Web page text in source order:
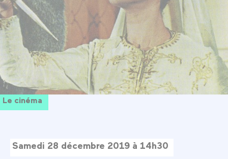
Le cinéma
Samedi 28 décembre 2019 à 14h30